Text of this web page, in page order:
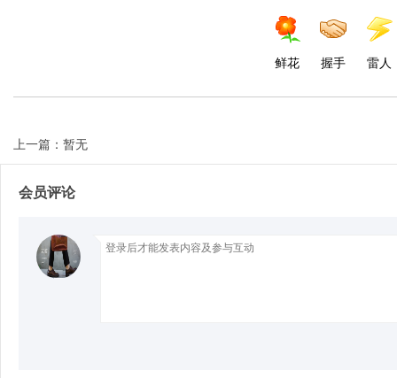
鲜花 握手 雷人
上一篇：暂无
会员评论